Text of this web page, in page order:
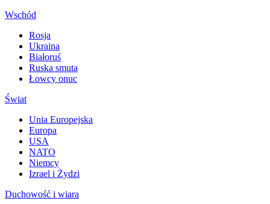
Wschód
Rosja
Ukraina
Białoruś
Ruska smuta
Łowcy onuc
Świat
Unia Europejska
Europa
USA
NATO
Niemcy
Izrael i Żydzi
Duchowość i wiara